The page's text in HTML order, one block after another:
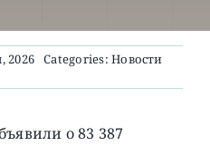
2026 Categories:Новости
о 83 387